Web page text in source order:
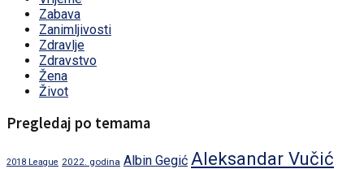
Zabava
Zanimljivosti
Zdravlje
Zdravstvo
Žena
Život
Pregledaj po temama
2018 League 2022. godina Albin Gegić Aleksandar Vučić